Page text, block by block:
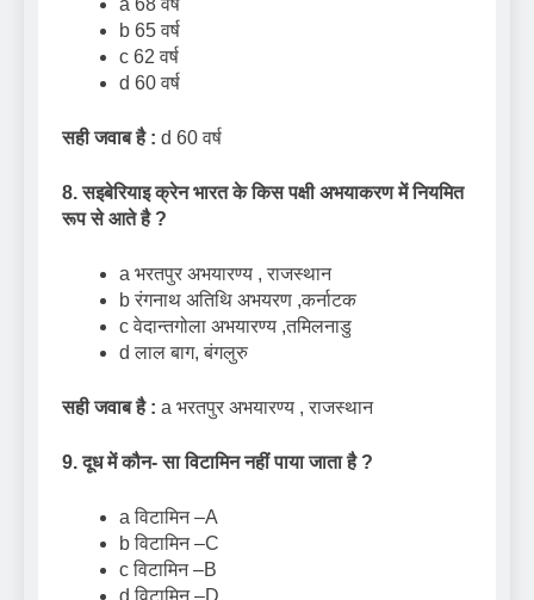
b 65 वर्ष
c 62 वर्ष
d 60 वर्ष
सही जवाब है : d 60 वर्ष
8. सइबेरियाइ क्रेन भारत के किस पक्षी अभयाकरण में नियमित
रूप से आते है ?
a भरतपुर अभयारण्य , राजस्थान
b रंगनाथ अतिथि अभयरण ,कर्नाटक
c वेदान्तगोला अभयारण्य ,तमिलनाडु
d लाल बाग, बंगलुरु
सही जवाब है : a भरतपुर अभयारण्य , राजस्थान
9. दूध में कौन- सा विटामिन नहीं पाया जाता है ?
a विटामिन –A
b विटामिन –C
c विटामिन –B
d विटामिन –D